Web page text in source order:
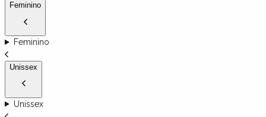
Feminino
Feminino
Unissex
Unissex